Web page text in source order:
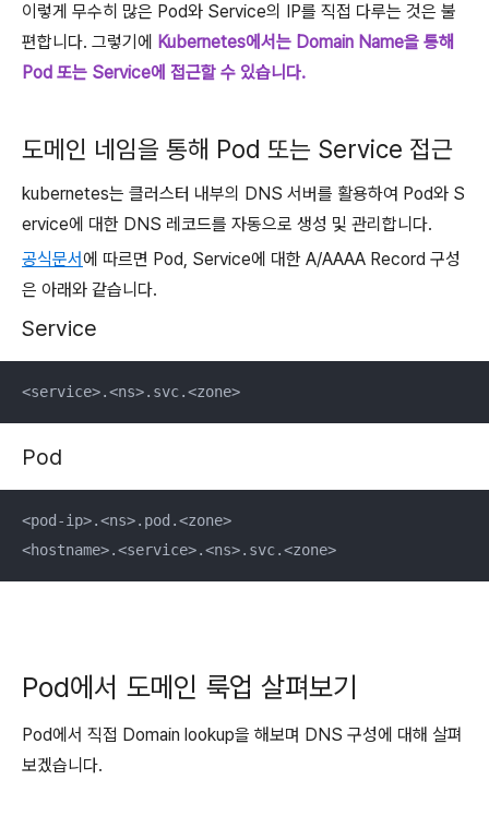
이렇게 무수히 많은 Pod와 Service의 IP를 직접 다루는 것은 불
편합니다. 그렇기에 Kubernetes에서는 Domain Name을 통해
Pod 또는 Service에 접근할 수 있습니다.
도메인 네임을 통해 Pod 또는 Service 접근
kubernetes는 클러스터 내부의 DNS 서버를 활용하여 Pod와 S
ervice에 대한 DNS 레코드를 자동으로 생성 및 관리합니다.
공식문서에 따르면 Pod, Service에 대한 A/AAAA Record 구성
은 아래와 같습니다.
Service
<service>.<ns>.svc.<zone>
Pod
<pod-ip>.<ns>.pod.<zone>
<hostname>.<service>.<ns>.svc.<zone>
Pod에서 도메인 룩업 살펴보기
Pod에서 직접 Domain lookup을 해보며 DNS 구성에 대해 살펴
보겠습니다.